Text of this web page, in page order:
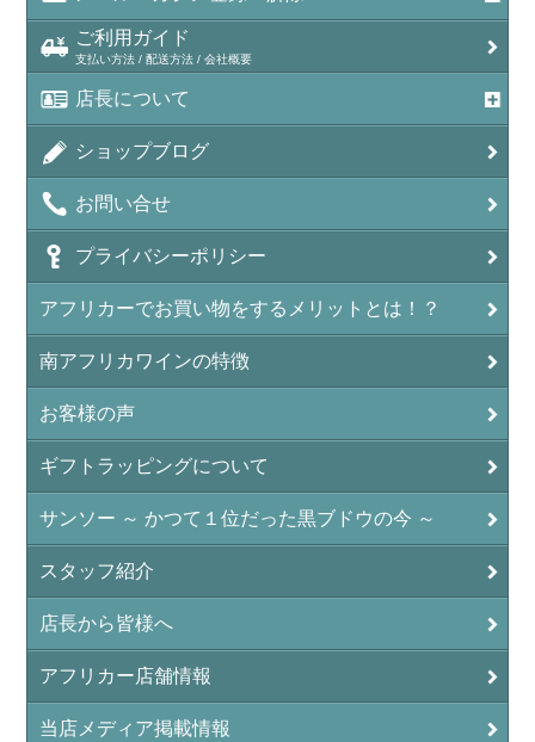
ご利用ガイド
支払い方法 / 配送方法 / 会社概要
店長について
ショップブログ
お問い合せ
プライバシーポリシー
アフリカーでお買い物をするメリットとは！？
南アフリカワインの特徴
お客様の声
ギフトラッピングについて
サンソー ～ かつて１位だった黒ブドウの今 ～
スタッフ紹介
店長から皆様へ
アフリカー店舗情報
当店メディア掲載情報